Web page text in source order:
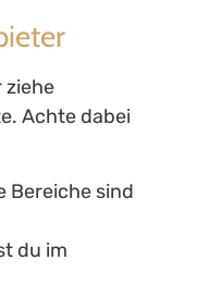
ziehe
Achte dabei
Bereiche sind
du im